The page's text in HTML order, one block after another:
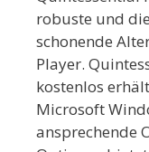
robuste und
schonende
Player.
kostenlos
Microsoft
ansprechende